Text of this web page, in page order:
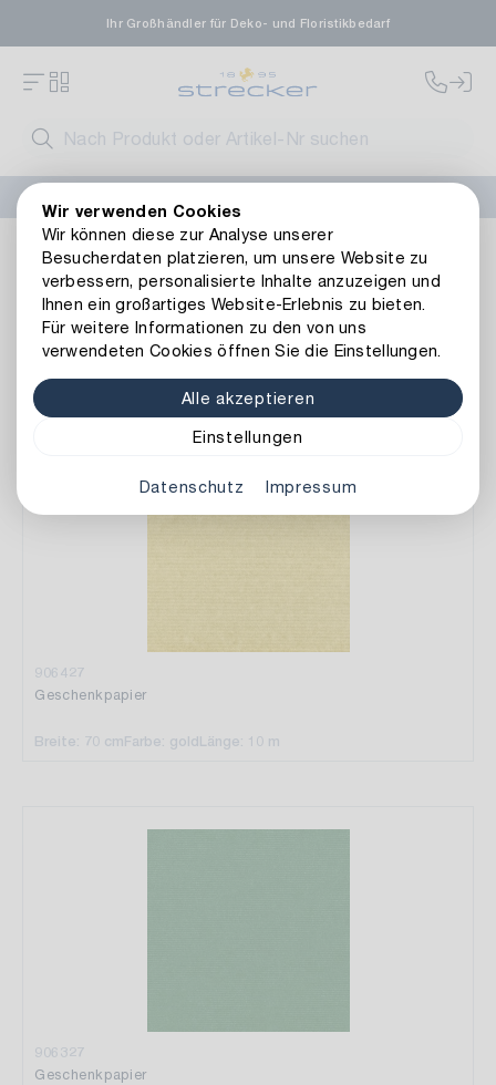
Wir verwenden Cookies
Wir können diese zur Analyse unserer
Besucherdaten platzieren, um unsere Website zu
verbessern, personalisierte Inhalte anzuzeigen und
Ihnen ein großartiges Website-Erlebnis zu bieten.
Für weitere Informationen zu den von uns
verwendeten Cookies öffnen Sie die Einstellungen.
Alle akzeptieren
Einstellungen
Datenschutz Impressum
Ihr Großhändler für Deko- und Floristikbedarf
Dekoration Papeterie Geschenkpapier
Geschenkpapier
Art.-Nr.
906427
Geschenkpapier
Breite: 70 cmFarbe: goldLänge: 10 m
906327
Geschenkpapier